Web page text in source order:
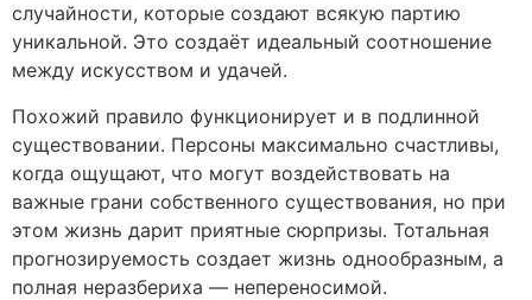
случайности, которые создают всякую партию
уникальной. Это создаёт идеальный соотношение
между искусством и удачей.
Похожий правило функционирует и в подлинной
существовании. Персоны максимально счастливы,
когда ощущают, что могут воздействовать на
важные грани собственного существования, но при
этом жизнь дарит приятные сюрпризы. Тотальная
прогнозируемость создает жизнь однообразным, а
полная неразбериха — непереносимой.